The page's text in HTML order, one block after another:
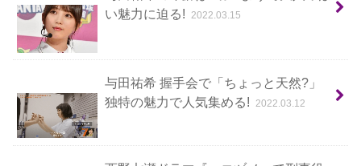
い魅力に迫る!
2022.03.15
与田祐希 握手会で「ちょっと天然?」
独特の魅力で人気集める!
2022.03.12